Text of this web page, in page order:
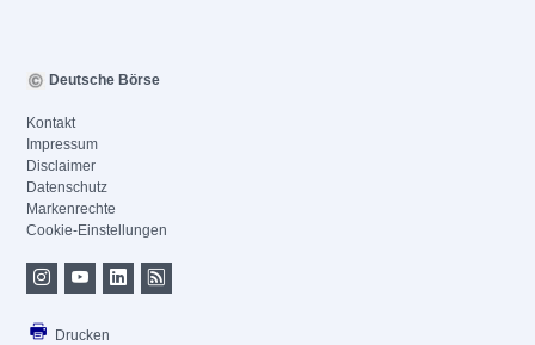
Deutsche Börse
Kontakt
Impressum
Disclaimer
Datenschutz
Markenrechte
Cookie-Einstellungen
Drucken